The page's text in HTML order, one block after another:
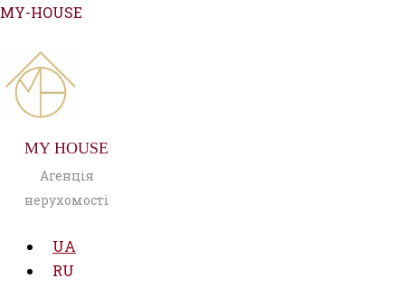
Перейти
вмісту
MY-HOUSE
MY HOUSE
Агенція
нерухомості
UA
RU